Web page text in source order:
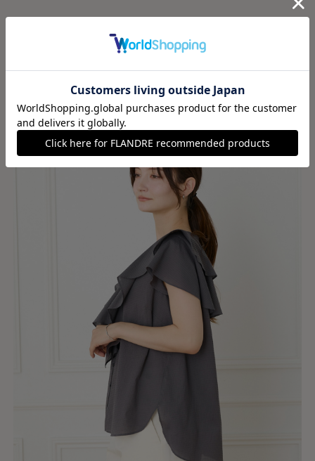
ピース【STORY8月号掲載】 ￥19580